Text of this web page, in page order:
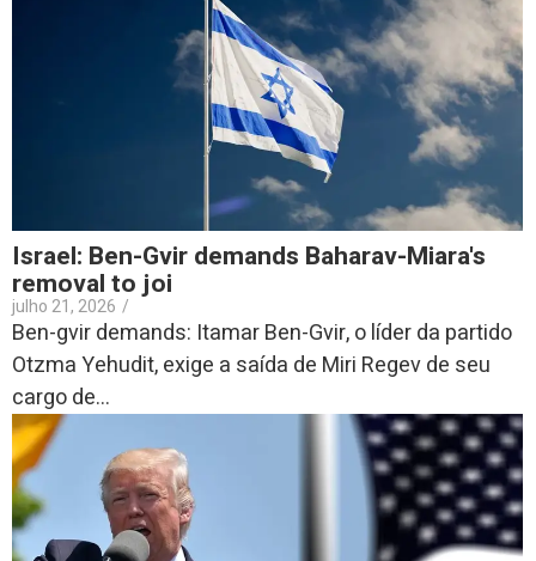
Israel: Ben-Gvir demands Baharav-Miara's
removal to joi
julho 21, 2026 /
Ben-gvir demands: Itamar Ben-Gvir, o líder da partido
Otzma Yehudit, exige a saída de Miri Regev de seu
cargo de...